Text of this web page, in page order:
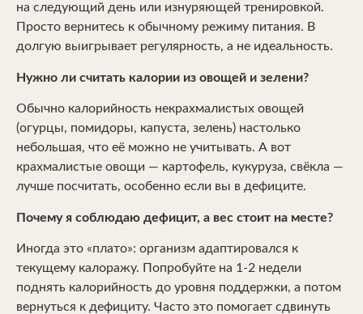
на следующий день или изнуряющей тренировкой.
Просто вернитесь к обычному режиму питания. В
долгую выигрывает регулярность, а не идеальность.
Нужно ли считать калории из овощей и зелени?
Обычно калорийность некрахмалистых овощей
(огурцы, помидоры, капуста, зелень) настолько
небольшая, что её можно не учитывать. А вот
крахмалистые овощи — картофель, кукуруза, свёкла —
лучше посчитать, особенно если вы в дефиците.
Почему я соблюдаю дефицит, а вес стоит на месте?
Иногда это «плато»: организм адаптировался к
текущему калоражу. Попробуйте на 1-2 недели
поднять калорийность до уровня поддержки, а потом
вернуться к дефициту. Часто это помогает сдвинуть